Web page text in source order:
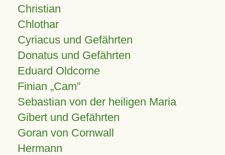
Christian
Chlothar
Cyriacus und Gefährten
Donatus und Gefährten
Eduard Oldcorne
Finian Cam
Sebastian von der heiligen Maria
Gibert und Gefährten
Goran von Cornwall
Hermann